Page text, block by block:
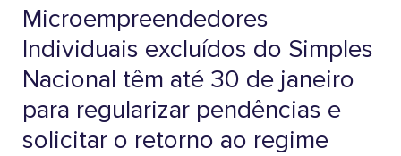
Microempreendedores
Individuais excluídos do Simples
Nacional têm até 30 de janeiro
para regularizar pendências e
solicitar o retorno ao regime